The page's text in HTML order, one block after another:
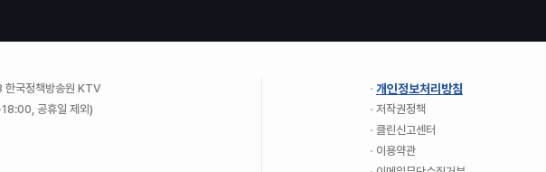
한국정책방송원 KTV
공휴일 제외)
개인정보처리방침
저작권정책
클린신고센터
이용약관